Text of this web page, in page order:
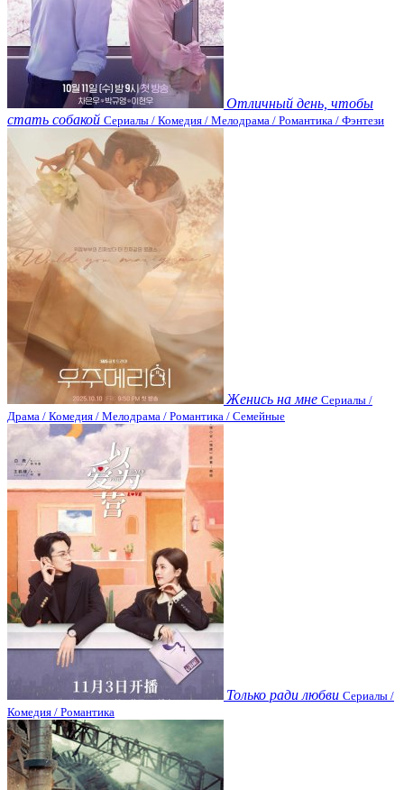
Отличный день, чтобы
стать собакой Сериалы / Комедия / Мелодрама / Романтика / Фэнтези
Женись на мне Сериалы /
Драма / Комедия / Мелодрама / Романтика / Семейные
Только ради любви Сериалы /
Комедия / Романтика